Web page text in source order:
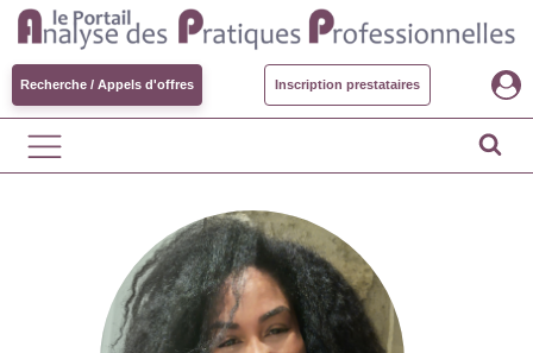
Recherche / Appels d'offres Inscription prestataires